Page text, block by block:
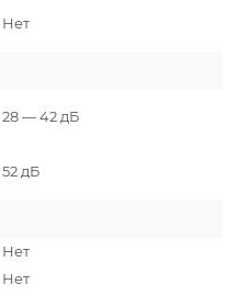
Нет
28 — 42 дБ
52 дБ
Нет
Нет